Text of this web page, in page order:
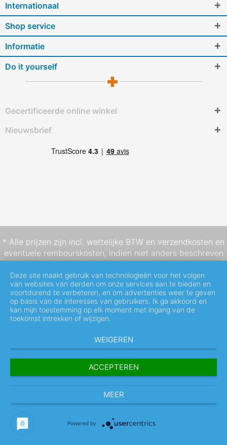
Internationaal
Shop service
Informatie
Do it yourself
Gecertificeerde online winkel
Nieuwsbrief
* Alle prijzen zijn incl. wettelijke BTW en verzendkosten en
eventuele rembourskosten, indien niet anders beschreven
Deze site maakt gebruik van technologieën voor het volgen
van websites van derden om onze services aan te bieden en
voortdurend te verbeteren, en om advertenties weer te geven
op basis van de interesses van gebruikers. Ik ga akkoord en
kan mijn toestemming op elk moment met ingang van de
toekomst intrekken of wijzigen.
WEIGEREN
ACCEPTEREN
MEER
Powered by